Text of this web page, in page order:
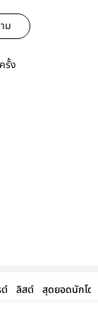
ม
ครั้ง
ลิสต์ สุดยอดนักโด